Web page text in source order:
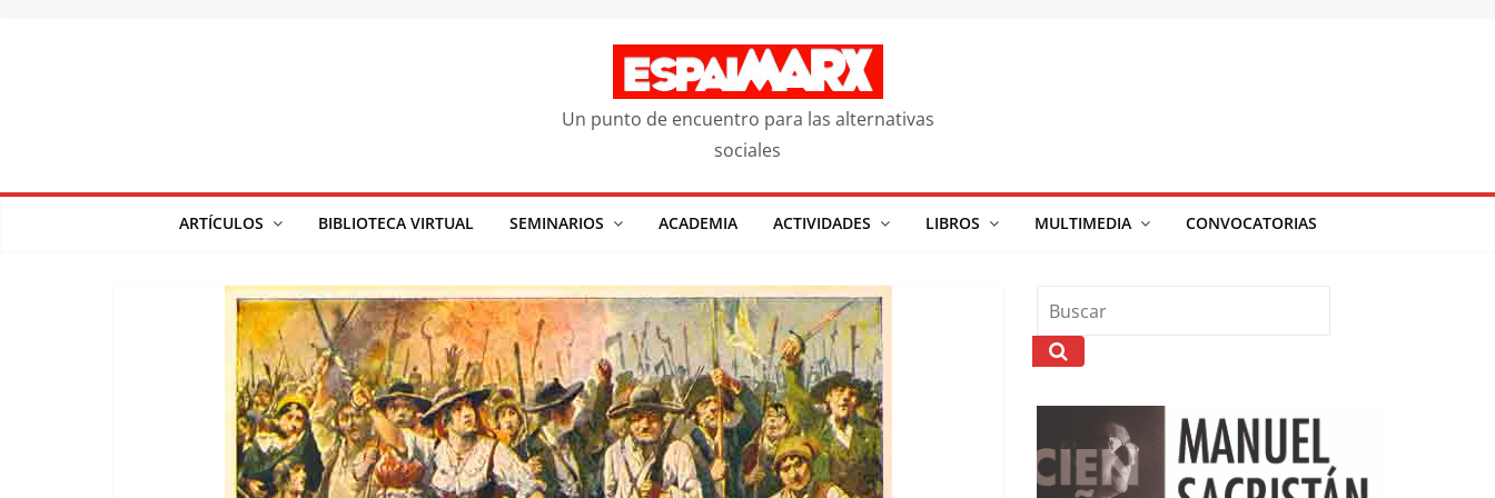
Un punto de encuentro para las alternativas
sociales
ARTÍCULOS BIBLIOTECA VIRTUAL SEMINARIOS ACADEMIA ACTIVIDADES LIBROS MULTIMEDIA CONVOCATORIAS